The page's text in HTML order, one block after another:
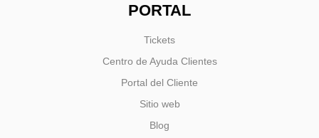
PORTAL
Tickets
Centro de Ayuda Clientes
Portal del Cliente
Sitio web
Blog